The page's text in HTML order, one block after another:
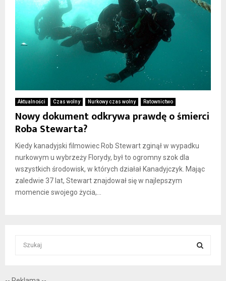
Aktualności Czas wolny Nurkowy czas wolny Ratownictwo
Nowy dokument odkrywa prawdę o śmierci
Roba Stewarta?
Kiedy kanadyjski filmowiec Rob Stewart zginął w wypadku
nurkowym u wybrzeży Florydy, był to ogromny szok dla
wszystkich środowisk, w których działał Kanadyjczyk. Mając
zaledwie 37 lat, Stewart znajdował się w najlepszym
momencie swojego życia,...